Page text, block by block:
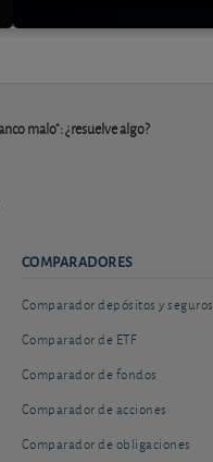
malo": ¿resuelve algo?
COMPARADORES
Comparador depósitos y seguros
Comparador de ETF
Comparador de fondos
Comparador de acciones
Comparador de obligaciones